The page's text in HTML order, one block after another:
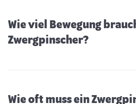
Wie viel Bewegung
Zwergpinscher?
Wie oft muss ein